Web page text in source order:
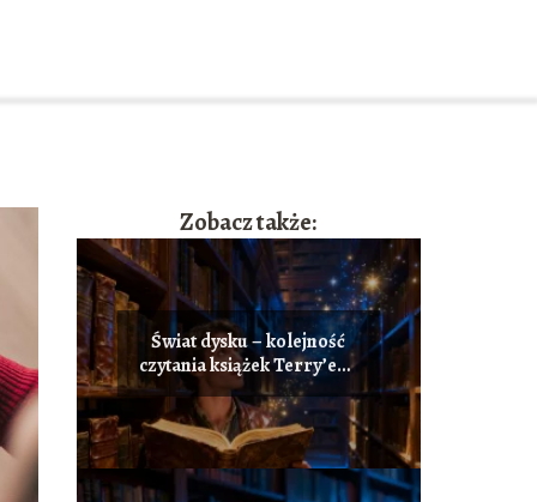
Zobacz także:
Świat dysku – kolejność
czytania książek Terry’ego
Pratchetta